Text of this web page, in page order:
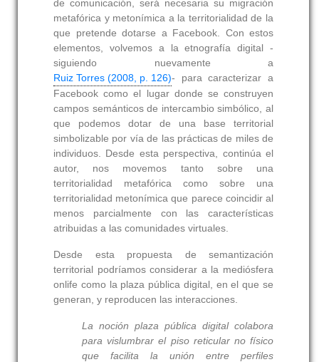
de comunicación, será necesaria su migración
metafórica y metonímica a la territorialidad de la
que pretende dotarse a Facebook. Con estos
elementos, volvemos a la etnografía digital -
siguiendo nuevamente a
Ruiz Torres (2008, p. 126)- para caracterizar a
Facebook como el lugar donde se construyen
campos semánticos de intercambio simbólico, al
que podemos dotar de una base territorial
simbolizable por vía de las prácticas de miles de
individuos. Desde esta perspectiva, continúa el
autor, nos movemos tanto sobre una
territorialidad metafórica como sobre una
territorialidad metonímica que parece coincidir al
menos parcialmente con las características
atribuidas a las comunidades virtuales.
Desde esta propuesta de semantización
territorial podríamos considerar a la mediósfera
onlife como la plaza pública digital, en el que se
generan, y reproducen las interacciones.
La noción plaza pública digital colabora
para vislumbrar el piso reticular no físico
que facilita la unión entre perfiles